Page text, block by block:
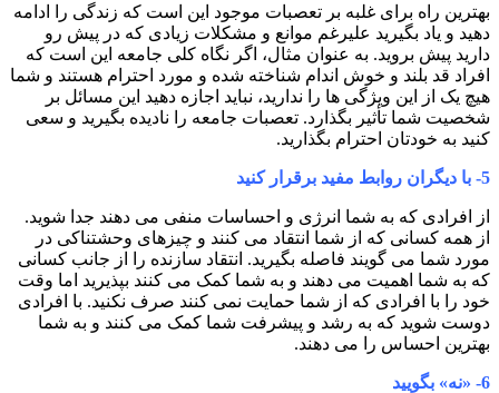
بهترین راه برای غلبه بر تعصبات موجود این است که زندگی را ادامه
دهید و یاد بگیرید علیرغم موانع و مشکلات زیادی که در پیش رو
دارید پیش بروید. به عنوان مثال، اگر نگاه کلی جامعه این است که
افراد قد بلند و خوش اندام شناخته شده و مورد احترام هستند و شما
هیچ یک از این ویژگی ها را ندارید، نباید اجازه دهید این مسائل بر
شخصیت شما تأثیر بگذارد. تعصبات جامعه را نادیده بگیرید و سعی
کنید به خودتان احترام بگذارید.
5- با دیگران روابط مفید برقرار کنید
از افرادی که به شما انرژی و احساسات منفی می دهند جدا شوید.
از همه کسانی که از شما انتقاد می کنند و چیزهای وحشتناکی در
مورد شما می گویند فاصله بگیرید. انتقاد سازنده را از جانب کسانی
که به شما اهمیت می دهند و به شما کمک می کنند بپذیرید اما وقت
خود را با افرادی که از شما حمایت نمی کنند صرف نکنید. با افرادی
دوست شوید که به رشد و پیشرفت شما کمک می کنند و به شما
بهترین احساس را می دهند.
6- « نه» بگویید